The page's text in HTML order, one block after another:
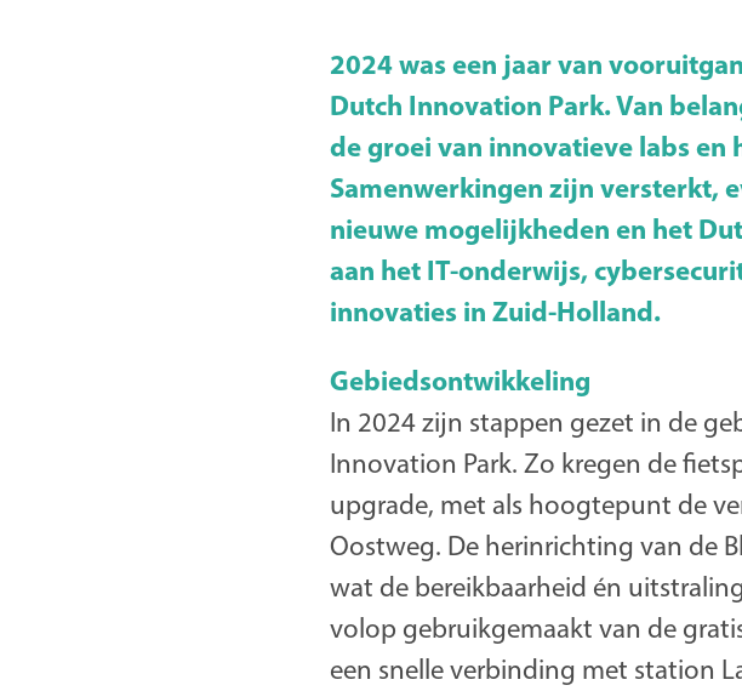
2024 was een jaar van
Dutch Innovation Park. Van
de groei van innovatieve labs
Samenwerkingen zijn versterkt,
nieuwe mogelijkheden en het
aan het IT-onderwijs,
innovaties in Zuid-Holland.
Gebiedsontwikkeling
In 2024 zijn stappen gezet in de
Innovation Park. Zo kregen de
upgrade, met als hoogtepunt de
Oostweg. De herinrichting van de
wat de bereikbaarheid én
volop gebruikgemaakt van de
een snelle verbinding met station